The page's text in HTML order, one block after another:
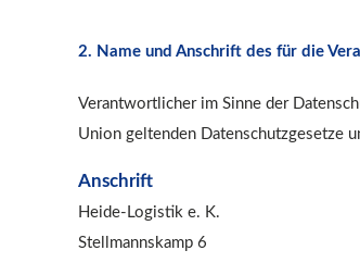
2. Name und Anschrift des für die
Verantwortlicher im Sinne der
Union geltenden Datenschutzgesetze
Anschrift
Heide-Logistik e. K.
Stellmannskamp 6